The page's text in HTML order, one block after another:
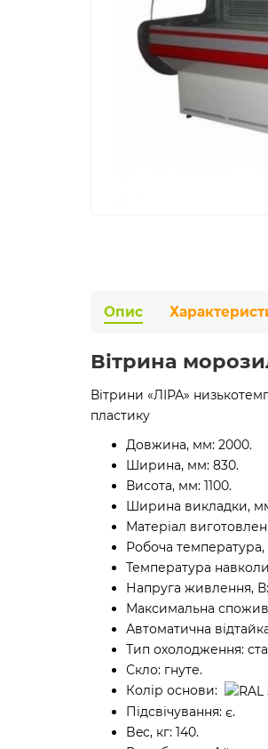
Опис
Вітрина
Вітрини «ЛІРА»
пластику
Довжина, мм: 2000.
Ширина, мм: 830.
Висота, мм: 1100.
Ширина викладки,
Матеріал
Робоча температура,
Температура
Напруга живлення,
Максимальна
Автоматична
Тип охолодження:
Скло: гнуте.
Колір основи:
Підсвічування: є.
Bec, кг: 140.